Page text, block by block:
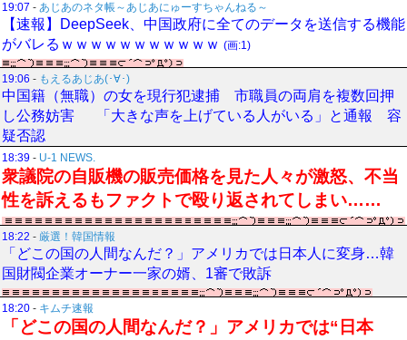
19:07 - あじあのネタ帳～あじあにゅーすちゃんねる～
【速報】DeepSeek、中国政府に全てのデータを送信する機能
がバレるｗｗｗｗｗｗｗｗｗｗｗ (画:1)
19:06 - もえるあじあ(･∀･)
中国籍（無職）の女を現行犯逮捕 市職員の両肩を複数回押
し公務妨害 「大きな声を上げている人がいる」と通報 容
疑否認
18:39 - U-1 NEWS.
衆議院の自販機の販売価格を見た人々が激怒、不当
性を訴えるもファクトで殴り返されてしまい……
18:22 - 厳選！韓国情報
「どこの国の人間なんだ？」アメリカでは日本人に変身…韓
国財閥企業オーナー一家の婿、1審で敗訴
18:20 - キムチ速報
「どこの国の人間なんだ？」アメリカでは“日本